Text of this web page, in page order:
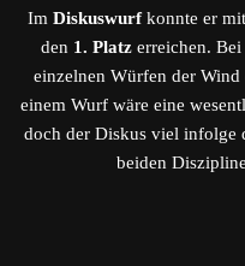
Im Diskuswurfkonnte er
den 1. Platzerreichen. Bei
einzelnen Würfen der
einem Wurf wäre eine
doch der Diskus viel infolge
beiden